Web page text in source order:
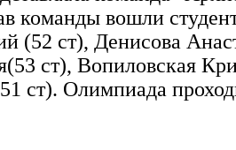
команды вошли
ст), Денисова
ст), Вопиловская
ст). Олимпиада